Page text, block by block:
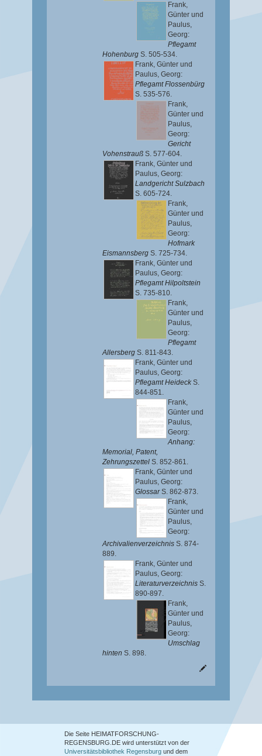
Frank,
Günter und
Paulus,
Georg:
Pflegamt
Hohenburg S. 505-534.
Frank, Günter und
Paulus, Georg:
Pflegamt Flossenbürg
S. 535-576.
Frank,
Günter und
Paulus,
Georg:
Gericht
Vohenstrauß S. 577-604.
Frank, Günter und
Paulus, Georg:
Landgericht Sulzbach
S. 605-724.
Frank,
Günter und
Paulus,
Georg:
Hofmark
Eismannsberg S. 725-734.
Frank, Günter und
Paulus, Georg:
Pflegamt Hilpoltstein
S. 735-810.
Frank,
Günter und
Paulus,
Georg:
Pflegamt
Allersberg S. 811-843.
Frank, Günter und
Paulus, Georg:
Pflegamt Heideck S.
844-851.
Frank,
Günter und
Paulus,
Georg:
Anhang:
Memorial, Patent,
Zehrungszettel S. 852-861.
Frank, Günter und
Paulus, Georg:
GlossarS. 862-873.
Frank,
Günter und
Paulus,
Georg:
Archivalienverzeichnis S. 874-
889.
Frank, Günter und
Paulus, Georg:
Literaturverzeichnis S.
890-897.
Frank,
Günter und
Paulus,
Georg:
Umschlag
hinten S. 898.
Die Seite HEIMATFORSCHUNG-
REGENSBURG.DE wird unterstützt von der
Universitätsbibliothek Regensburg und dem